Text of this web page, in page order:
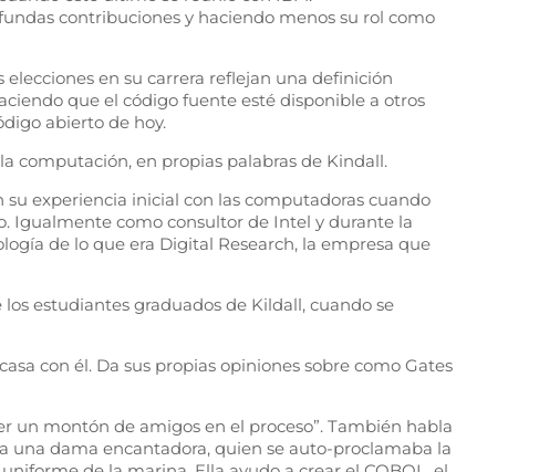
contribuciones y haciendo menos su rol como
en su carrera reflejan una definición
que el código fuente esté disponible a otros
abierto de hoy.
computación, en propias palabras de Kindall.
experiencia inicial con las computadoras cuando
Igualmente como consultor de Intel y durante la
de lo que era Digital Research, la empresa que
estudiantes graduados de Kildall, cuando se
con él. Da sus propias opiniones sobre como Gates
un montón de amigos en el proceso”. También habla
una dama encantadora, quien se auto-proclamaba la